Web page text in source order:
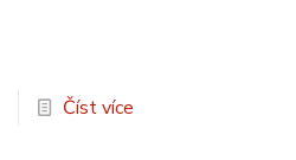
Číst více